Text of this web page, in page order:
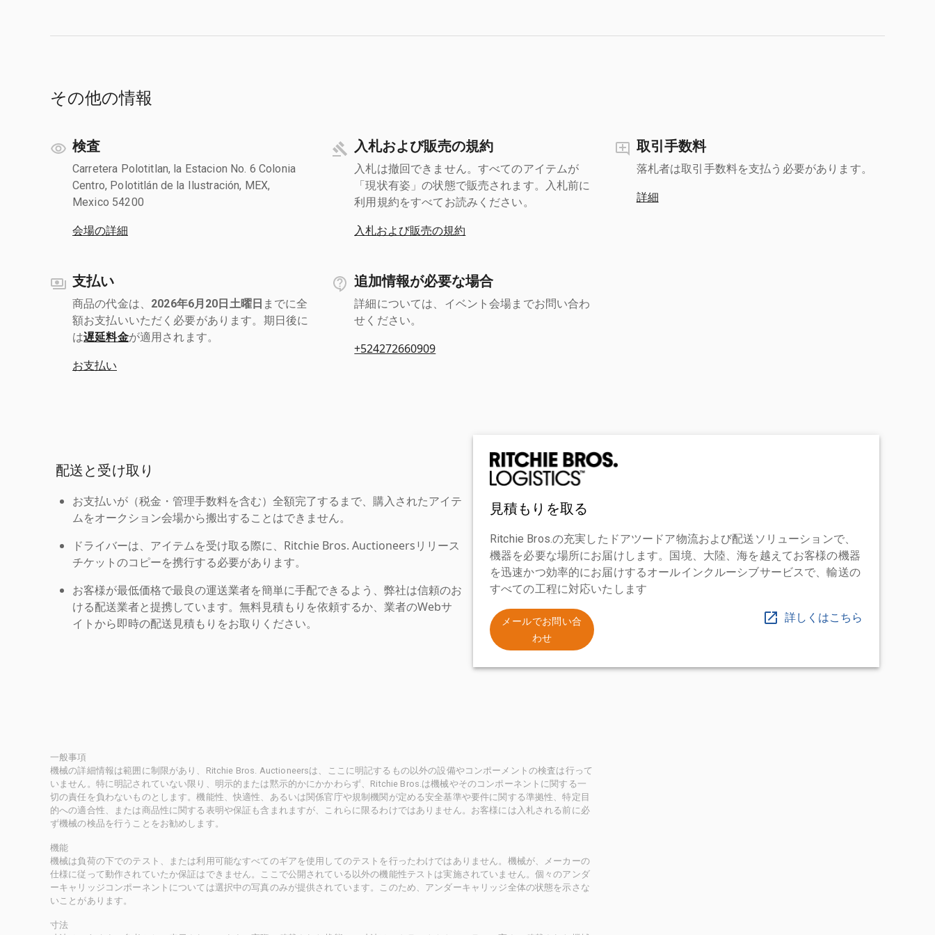
その他の情報
検査
Carretera Polotitlan, la Estacion No. 6 Colonia
Centro, Polotitlán de la Ilustración, MEX,
Mexico 54200
会場の詳細
入札および販売の規約
入札は撤回できません。すべてのアイテムが
「現状有姿」の状態で販売されます。入札前に
利用規約をすべてお読みください。
入札および販売の規約
取引手数料
落札者は取引手数料を支払う必要があります。
詳細
支払い
商品の代金は、 2026年6月20日土曜日 までに全
額お支払いいただく必要があります。期日後に
は遅延料金が適用されます。
お支払い
追加情報が必要な場合
詳細については、イベント会場までお問い合わ
せください。
+524272660909
配送と受け取り
お支払いが（税金・管理手数料を含む）全額完了するまで、購入されたアイテ
ムをオークション会場から搬出することはできません。
ドライバーは、アイテムを受け取る際に、Ritchie Bros. Auctioneersリリース
チケットのコピーを携行する必要があります。
お客様が最低価格で最良の運送業者を簡単に手配できるよう、弊社は信頼のお
ける配送業者と提携しています。無料見積もりを依頼するか、業者のWebサ
イトから即時の配送見積もりをお取りください。
見積もりを取る
Ritchie Bros.の充実したドアツードア物流および配送ソリューションで、
機器を必要な場所にお届けします。国境、大陸、海を越えてお客様の機器
を迅速かつ効率的にお届けするオールインクルーシブサービスで、輸送の
すべての工程に対応いたします
メールでお問い合
わせ
詳しくはこちら
一般事項
機械の詳細情報は範囲に制限があり、Ritchie Bros. Auctioneersは、ここに明記するもの以外の設備やコンポーメントの検査は行って
いません。特に明記されていない限り、明示的または黙示的かにかかわらず、Ritchie Bros.は機械やそのコンポーネントに関する一
切の責任を負わないものとします。機能性、快適性、あるいは関係官庁や規制機関が定める安全基準や要件に関する準拠性、特定目
的への適合性、または商品性に関する表明や保証も含まれますが、これらに限るわけではありません。お客様には入札される前に必
ず機械の検品を行うことをお勧めします。
機能
機械は負荷の下でのテスト、または利用可能なすべてのギアを使用してのテストを行ったわけではありません。機械が、メーカーの
仕様に従って動作されていたか保証はできません。ここで公開されている以外の機能性テストは実施されていません。個々のアンダ
ーキャリッジコンポーネントについては選択中の写真のみが提供されています。このため、アンダーキャリッジ全体の状態を示さな
いことがあります。
寸法